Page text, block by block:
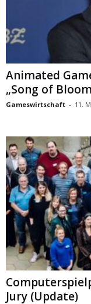
Animated
„Song of
Gameswirtschaft - 11.
Jury (Update)